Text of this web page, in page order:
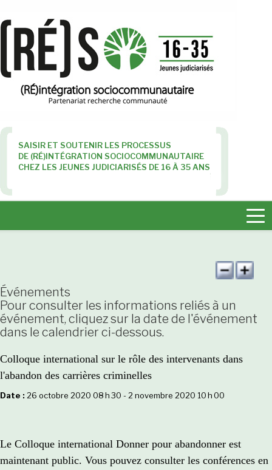
SAISIR ET SOUTENIR LES PROCESSUS
DE (RÉ)INTÉGRATION SOCIOCOMMUNAUTAIRE
CHEZ LES JEUNES JUDICIARISÉS DE 16 À 35 ANS
Événements
Pour consulter les informations reliés à un
événement, cliquez sur la date de l'événement
dans le calendrier ci-dessous.
Colloque international sur le rôle des intervenants dans
l'abandon des carrières criminelles
Date : 26 octobre 2020 08 h 30 - 2 novembre 2020 10 h 00
Le Colloque international Donner pour abandonner est
maintenant public. Vous pouvez consulter les conférences en